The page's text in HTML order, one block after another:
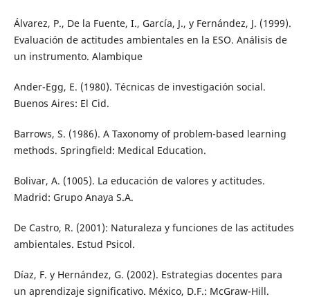
Álvarez, P., De la Fuente, I., García, J., y Fernández, J. (1999).
Evaluación de actitudes ambientales en la ESO. Análisis de
un instrumento. Alambique
Ander-Egg, E. (1980). Técnicas de investigación social.
Buenos Aires: El Cid.
Barrows, S. (1986). A Taxonomy of problem-based learning
methods. Springfield: Medical Education.
Bolivar, A. (1005). La educación de valores y actitudes.
Madrid: Grupo Anaya S.A.
De Castro, R. (2001): Naturaleza y funciones de las actitudes
ambientales. Estud Psicol.
Díaz, F. y Hernández, G. (2002). Estrategias docentes para
un aprendizaje significativo. México, D.F.: McGraw-Hill.